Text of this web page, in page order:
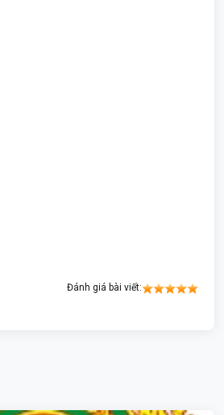
Đánh giá bài viết: